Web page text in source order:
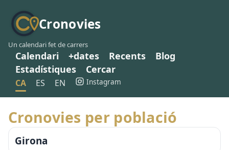
Cronovies
Un calendari fet de carrers
Calendari +dates Recents
Blog
Estadístiques
Cercar
CA ES EN Instagram
Cronovies per població
Girona